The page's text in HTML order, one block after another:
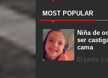
MOST POPULAR
Niña de
ser
cama
El padre y